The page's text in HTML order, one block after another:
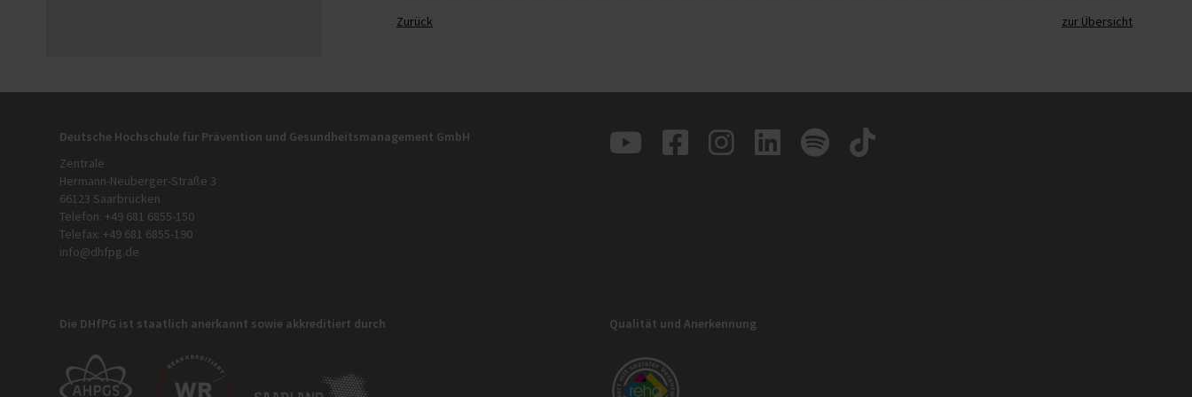
Zurück zur Übersicht
Deutsche Hochschule für Prävention und Gesundheitsmanagement GmbH
Zentrale
Hermann-Neuberger-Straße 3
66123 Saarbrücken
Telefon: +49 681 6855-150
Telefax: +49 681 6855-190
info@dhfpg.de
Die DHfPG ist staatlich anerkannt sowie akkreditiert durch Qualität und Anerkennung